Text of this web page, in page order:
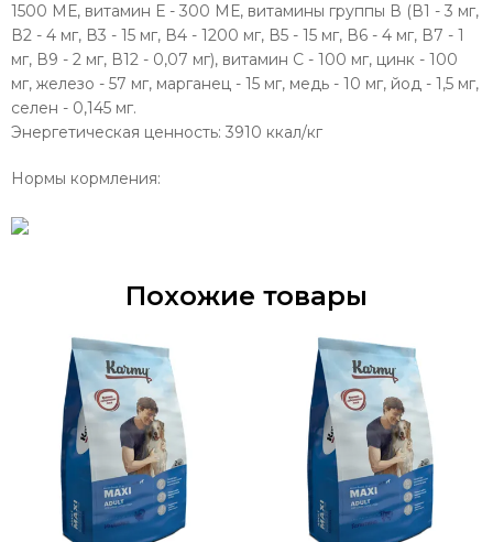
1500 МЕ, витамин Е - 300 МЕ, витамины группы В (В1 - 3 мг,
В2 - 4 мг, В3 - 15 мг, В4 - 1200 мг, В5 - 15 мг, В6 - 4 мг, В7 - 1
мг, В9 - 2 мг, В12 - 0,07 мг), витамин С - 100 мг, цинк - 100
мг, железо - 57 мг, марганец - 15 мг, медь - 10 мг, йод - 1,5 мг,
селен - 0,145 мг.
Энергетическая ценность: 3910 ккал/кг
Нормы кормления:
Похожие товары